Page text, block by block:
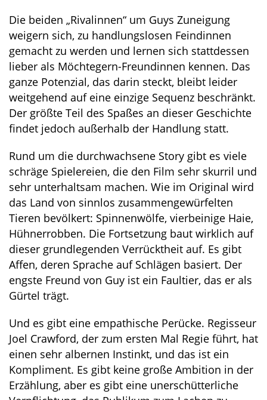
Die beiden „Rivalinnen“ um Guys Zuneigung
weigern sich, zu handlungslosen Feindinnen
gemacht zu werden und lernen sich stattdessen
lieber als Möchtegern-Freundinnen kennen. Das
ganze Potenzial, das darin steckt, bleibt leider
weitgehend auf eine einzige Sequenz beschränkt.
Der größte Teil des Spaßes an dieser Geschichte
findet jedoch außerhalb der Handlung statt.
Rund um die durchwachsene Story gibt es viele
schräge Spielereien, die den Film sehr skurril und
sehr unterhaltsam machen. Wie im Original wird
das Land von sinnlos zusammengewürfelten
Tieren bevölkert: Spinnenwölfe, vierbeinige Haie,
Hühnerrobben. Die Fortsetzung baut wirklich auf
dieser grundlegenden Verrücktheit auf. Es gibt
Affen, deren Sprache auf Schlägen basiert. Der
engste Freund von Guy ist ein Faultier, das er als
Gürtel trägt.
Und es gibt eine empathische Perücke. Regisseur
Joel Crawford, der zum ersten Mal Regie führt, hat
einen sehr albernen Instinkt, und das ist ein
Kompliment. Es gibt keine große Ambition in der
Erzählung, aber es gibt eine unerschütterliche